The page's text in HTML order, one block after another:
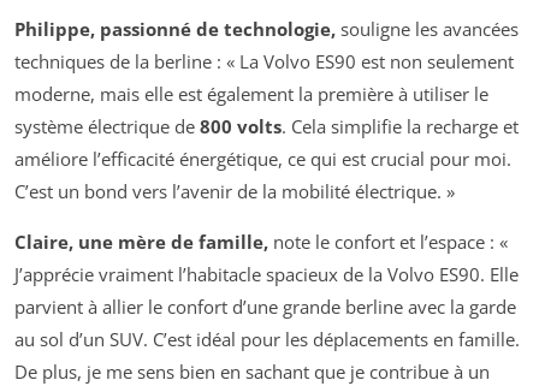
Philippe, passionné de technologie, souligne les avancées
techniques de la berline : « La Volvo ES90 est non seulement
moderne, mais elle est également la première à utiliser le
système électrique de 800 volts. Cela simplifie la recharge et
améliore l’efficacité énergétique, ce qui est crucial pour moi.
C’est un bond vers l’avenir de la mobilité électrique. »
Claire, une mère de famille, note le confort et l’espace : «
J’apprécie vraiment l’habitacle spacieux de la Volvo ES90. Elle
parvient à allier le confort d’une grande berline avec la garde
au sol d’un SUV. C’est idéal pour les déplacements en famille.
De plus, je me sens bien en sachant que je contribue à un